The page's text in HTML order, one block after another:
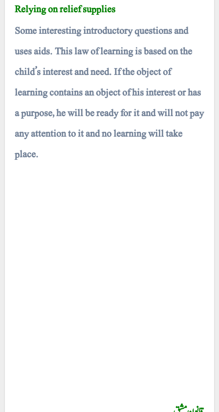
Relying on relief supplies
Some interesting introductory questions and
uses aids. This law of learning is based on the
child’s interest and need. If the object of
learning contains an object of his interest or has
a purpose, he will be ready for it and will not pay
any attention to it and no learning will take
place.